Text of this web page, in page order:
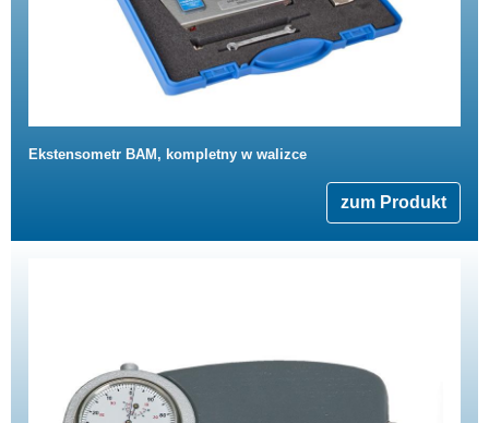
Ekstensometr BAM, kompletny w walizce
zum Produkt